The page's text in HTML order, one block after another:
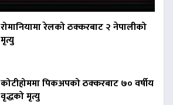
रोमानियामा रेलको ठक्करबाट २ नेपालीको
मृत्यु
कोटीहोममा पिकअपको ठक्करबाट ७० वर्षीय
वृद्धको मृत्यु